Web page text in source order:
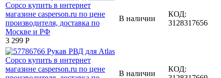
3 299 Р
В наличии
КОД:
3128317656
В наличии
КОД: